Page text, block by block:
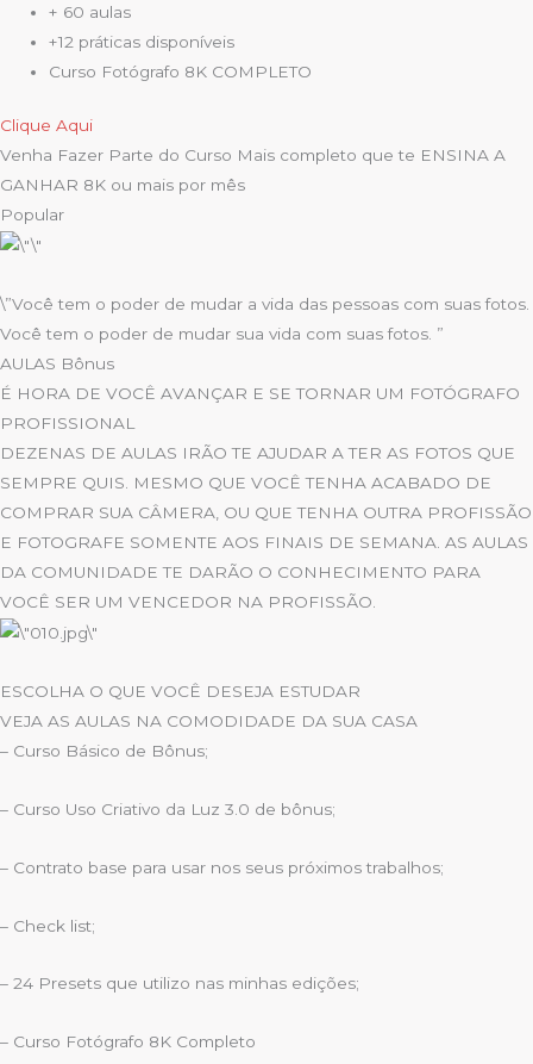
+ 60 aulas
+12 práticas disponíveis
Curso Fotógrafo 8K COMPLETO
Clique Aqui
Venha Fazer Parte do Curso Mais completo que te ENSINA A
GANHAR 8K ou mais por mês
Popular
\”Você tem o poder de mudar a vida das pessoas com suas fotos.
Você tem o poder de mudar sua vida com suas fotos. ”
AULAS Bônus
É HORA DE VOCÊ AVANÇAR E SE TORNAR UM FOTÓGRAFO
PROFISSIONAL
DEZENAS DE AULAS IRÃO TE AJUDAR A TER AS FOTOS QUE
SEMPRE QUIS. MESMO QUE VOCÊ TENHA ACABADO DE
COMPRAR SUA CÂMERA, OU QUE TENHA OUTRA PROFISSÃO
E FOTOGRAFE SOMENTE AOS FINAIS DE SEMANA. AS AULAS
DA COMUNIDADE TE DARÃO O CONHECIMENTO PARA
VOCÊ SER UM VENCEDOR NA PROFISSÃO.
ESCOLHA O QUE VOCÊ DESEJA ESTUDAR
VEJA AS AULAS NA COMODIDADE DA SUA CASA
– Curso Básico de Bônus;
– Curso Uso Criativo da Luz 3.0 de bônus;
– Contrato base para usar nos seus próximos trabalhos;
– Check list;
– 24 Presets que utilizo nas minhas edições;
– Curso Fotógrafo 8K Completo